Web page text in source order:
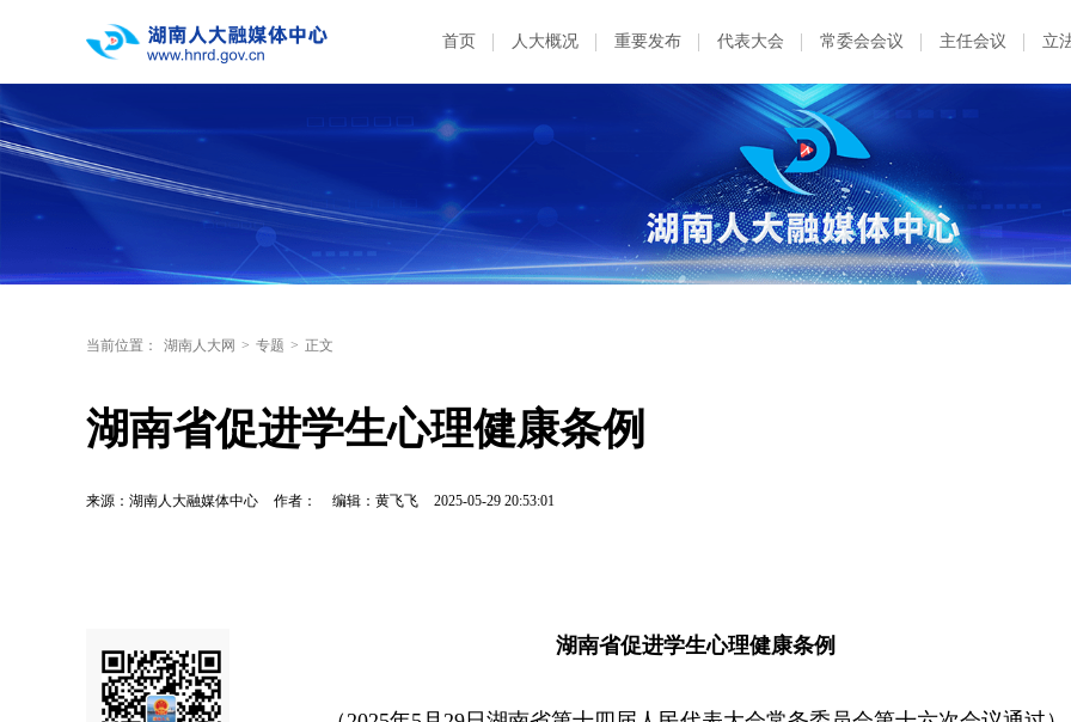
首页 人大概况 重要发布 代表大会 常委会会议 主任会议 立
当前位置： 湖南人大网 > 专题 > 正文
湖南省促进学生心理健康条例
来源：湖南人大融媒体中心 作者： 编辑：黄飞飞 2025-05-29 20:53:01
湖南省促进学生心理健康条例